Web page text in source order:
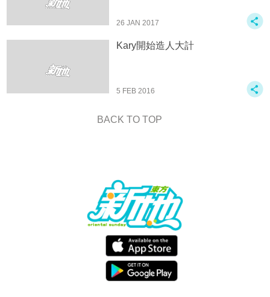
26 JAN 2017
Kary開始造人大計
5 FEB 2016
BACK TO TOP